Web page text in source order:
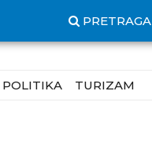
PRETRAGA
POLITIKA TURIZAM